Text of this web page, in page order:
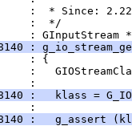
:  * Since: 2.22
:  */
: GInputStream *
:
: {
:
:
:   klass =
:
:   g_assert